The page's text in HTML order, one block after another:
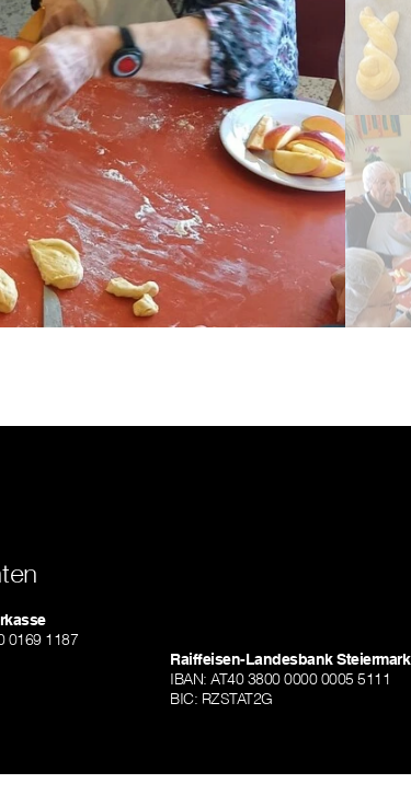
0169 1187
Raiffeisen-Landesbank Steiermark
IBAN: AT40 3800 0000 0005 5111
BIC: RZSTAT2G